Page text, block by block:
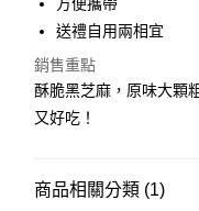
Apple Pay
悠遊付
送禮自用兩相宜
銷售重點
酥脆黑芝麻，原味大顆
又好吃！
商品相關分類 (1)